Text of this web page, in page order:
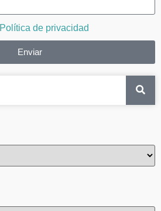
Política de privacidad
Enviar